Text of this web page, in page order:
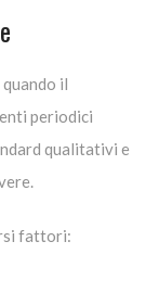
il
periodici
qualitativi e
fattori: